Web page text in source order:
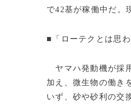
で42基が稼働中だ。
■「ローテクとは思わ
ヤマハ発動機が採
加え、微生物の働き
いず、砂や砂利の交